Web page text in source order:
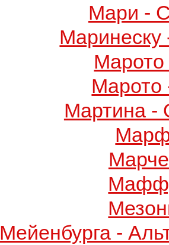
Мари -
Марото
Марото
Мартина -
Мейенбурга -